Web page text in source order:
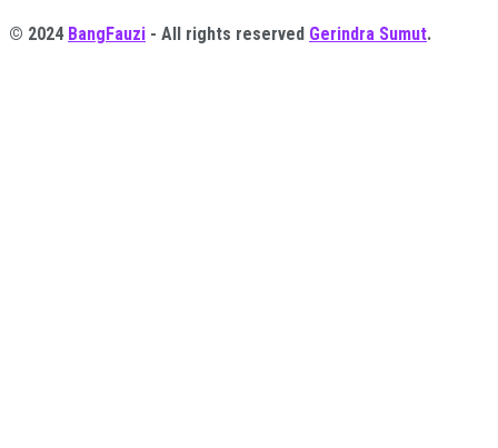
© 2024 BangFauzi - All rights reserved Gerindra Sumut.